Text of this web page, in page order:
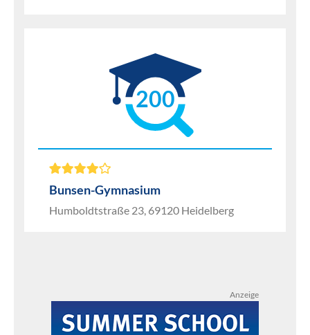
200
Bunsen-Gymnasium
Humboldtstraße 23, 69120 Heidelberg
Anzeige